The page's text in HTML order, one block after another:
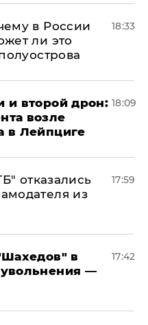
в России
ли это
18:33
и второй дрон:
возле
в Лейпциге
18:09
отказались
из
17:59
в
увольнения —
17:42